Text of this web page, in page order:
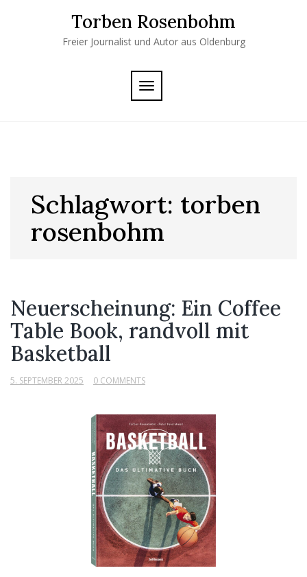
Torben Rosenbohm
Freier Journalist und Autor aus Oldenburg
TOGGLE
NAVIGATION
Schlagwort: torben
rosenbohm
Neuerscheinung: Ein Coffee
Table Book, randvoll mit
Basketball
5. SEPTEMBER 2025 0 COMMENTS